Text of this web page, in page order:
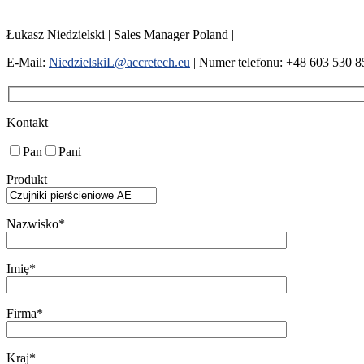
Łukasz Niedzielski | Sales Manager Poland |
E-Mail: NiedzielskiL@accretech.eu | Numer telefonu: +48 603 530
Kontakt
Pan
Pani
Produkt
Nazwisko*
Imię*
Firma*
Kraj*